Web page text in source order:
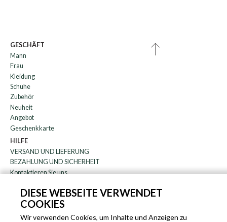
DIESE WEBSEITE VERWENDET
COOKIES
Wir verwenden Cookies, um Inhalte und Anzeigen zu
GESCHÄFT
Mann
Frau
Kleidung
Schuhe
Zubehör
Neuheit
Angebot
Geschenkkarte
HILFE
VERSAND UND LIEFERUNG
BEZAHLUNG UND SICHERHEIT
Kontaktieren Sie uns
DAS UNTERNEHMEN
Rundschreiben